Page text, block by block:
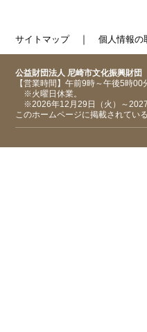
サイトマップ｜ 個人情報の
公益財団法人 尼崎市文化振興財団
【営業時間】午前9時～午後5時
※火曜日休業。
※2026年12月29日（火）～2027
このホームページに掲載されてい